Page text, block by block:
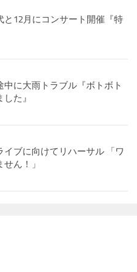
と12月にコンサート開催『特
中に大雨トラブル『ボトボト
た』
イブに向けてリハーサル 「ワ
ん！」